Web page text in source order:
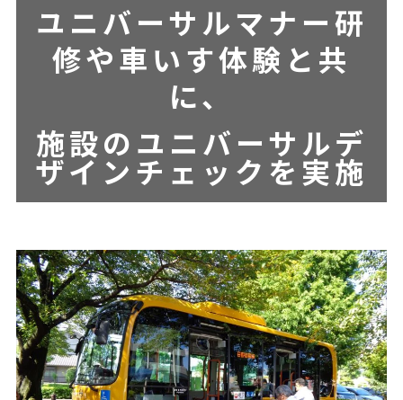
ユニバーサルマナー研
修や車いす体験と共
に、
施設のユニバーサルデ
ザインチェックを実施